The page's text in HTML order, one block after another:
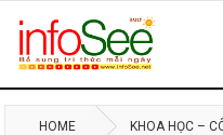
HOME KHOA HỌC –